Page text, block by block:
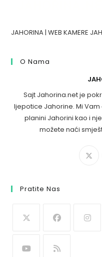
JAHORINA |WEB KAMERE
O Nama
Sajt Jahorina.net je
ljepotice Jahorine. Mi
planini Jahorini kao i
možete naći
Pratite Nas